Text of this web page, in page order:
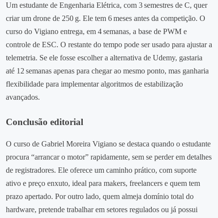
Um estudante de Engenharia Elétrica, com 3 semestres de C, quer
criar um drone de 250 g. Ele tem 6 meses antes da competição. O
curso do Vigiano entrega, em 4 semanas, a base de PWM e
controle de ESC. O restante do tempo pode ser usado para ajustar a
telemetria. Se ele fosse escolher a alternativa de Udemy, gastaria
até 12 semanas apenas para chegar ao mesmo ponto, mas ganharia
flexibilidade para implementar algoritmos de estabilização
avançados.
Conclusão editorial
O curso de Gabriel Moreira Vigiano se destaca quando o estudante
procura “arrancar o motor” rapidamente, sem se perder em detalhes
de registradores. Ele oferece um caminho prático, com suporte
ativo e preço enxuto, ideal para makers, freelancers e quem tem
prazo apertado. Por outro lado, quem almeja domínio total do
hardware, pretende trabalhar em setores regulados ou já possui